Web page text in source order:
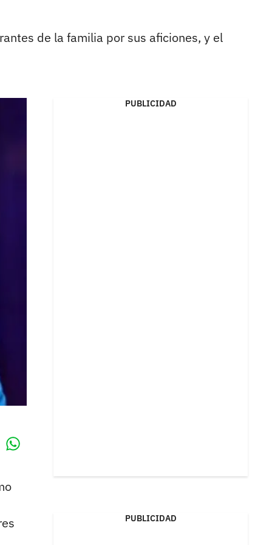
de la familia por sus aficiones, y el
PUBLICIDAD
PUBLICIDAD